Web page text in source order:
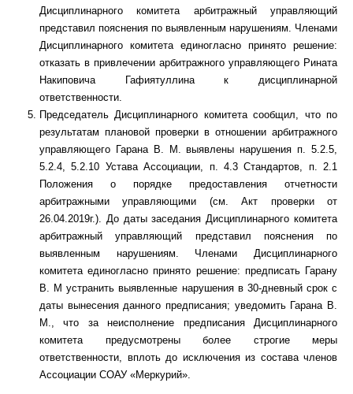
Дисциплинарного комитета арбитражный управляющий
представил пояснения по выявленным нарушениям. Членами
Дисциплинарного комитета единогласно принято решение:
отказать в привлечении арбитражного управляющего Рината
Накиповича Гафиятуллина к дисциплинарной
ответственности.
Председатель Дисциплинарного комитета сообщил, что по
результатам плановой проверки в отношении арбитражного
управляющего Гарана В. М. выявлены нарушения п. 5.2.5,
5.2.4, 5.2.10 Устава Ассоциации, п. 4.3 Стандартов, п. 2.1
Положения о порядке предоставления отчетности
арбитражными управляющими (см. Акт проверки от
26.04.2019г.). До даты заседания Дисциплинарного комитета
арбитражный управляющий представил пояснения по
выявленным нарушениям. Членами Дисциплинарного
комитета единогласно принято решение: предписать Гарану
В. М устранить выявленные нарушения в 30-дневный срок с
даты вынесения данного предписания; уведомить Гарана В.
М., что за неисполнение предписания Дисциплинарного
комитета предусмотрены более строгие меры
ответственности, вплоть до исключения из состава членов
Ассоциации СОАУ «Меркурий».